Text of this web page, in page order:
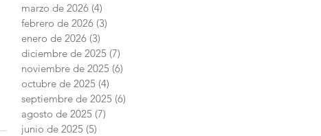
marzo de 2026 (4)
febrero de 2026 (3)
enero de 2026 (3)
diciembre de 2025 (7)
noviembre de 2025 (6)
octubre de 2025 (4)
septiembre de 2025 (6)
agosto de 2025 (7)
junio de 2025 (5)